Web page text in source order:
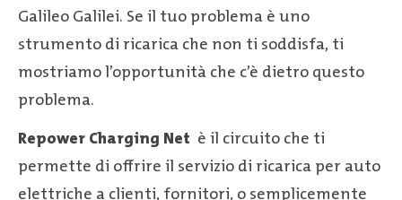
Galileo Galilei. Se il tuo problema è uno
strumento di ricarica che non ti soddisfa, ti
mostriamo l’opportunità che c’è dietro questo
problema.
Repower Charging Net è il circuito che ti
permette di offrire il servizio di ricarica per auto
elettriche a clienti, fornitori, o semplicemente